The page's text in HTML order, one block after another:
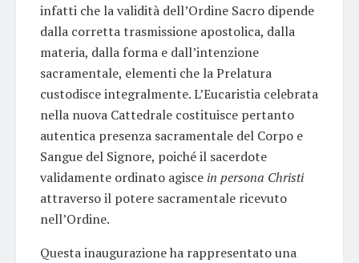
infatti che la validità dell’Ordine Sacro dipende
dalla corretta trasmissione apostolica, dalla
materia, dalla forma e dall’intenzione
sacramentale, elementi che la Prelatura
custodisce integralmente. L’Eucaristia celebrata
nella nuova Cattedrale costituisce pertanto
autentica presenza sacramentale del Corpo e
Sangue del Signore, poiché il sacerdote
validamente ordinato agisce in persona Christi
attraverso il potere sacramentale ricevuto
nell’Ordine.
Questa inaugurazione ha rappresentato una